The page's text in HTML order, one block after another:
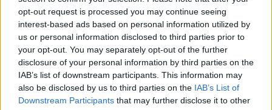
opt-out request is processed you may continue seeing
interest-based ads based on personal information utilized by
us or personal information disclosed to third parties prior to
your opt-out. You may separately opt-out of the further
disclosure of your personal information by third parties on the
IAB’s list of downstream participants. This information may
also be disclosed by us to third parties on the IAB’s List of
Downstream Participants that may further disclose it to other
esteticamagazine.gr
“Kokoon Loutraki Coast”
28/07/2026 - 12:07
esteticamagazine.gr
Aveda I One for All Leave in Elixir